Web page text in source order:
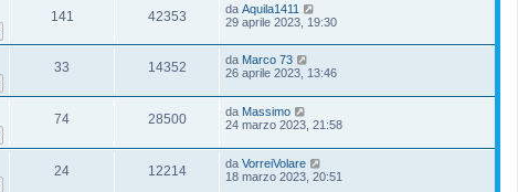
141 42353 da Aquila1411
29 aprile 2023, 19:30
33 14352 da Marco 73
26 aprile 2023, 13:46
74 28500 da Massimo
24 marzo 2023, 21:58
24 12214 da VorreiVolare
18 marzo 2023, 20:51